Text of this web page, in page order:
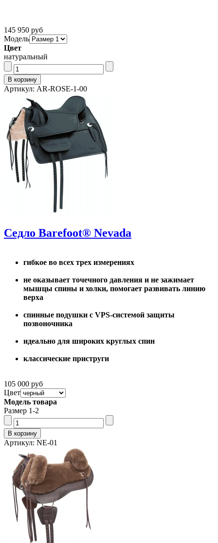
145 950 руб
Модель
Цвет
натуральный
Артикул: AR-ROSE-1-00
Седло Barefoot® Nevada
гибкое во всех трех измерениях
не оказывает точечного давления и не зажимает
мышцы спины и холки, помогает развивать линию
верха
спинные подушки с VPS-системой защиты
позвоночника
идеально для широких круглых спин
классические приструги
105 000 руб
Цвет
Модель товара
Размер 1-2
Артикул: NE-01